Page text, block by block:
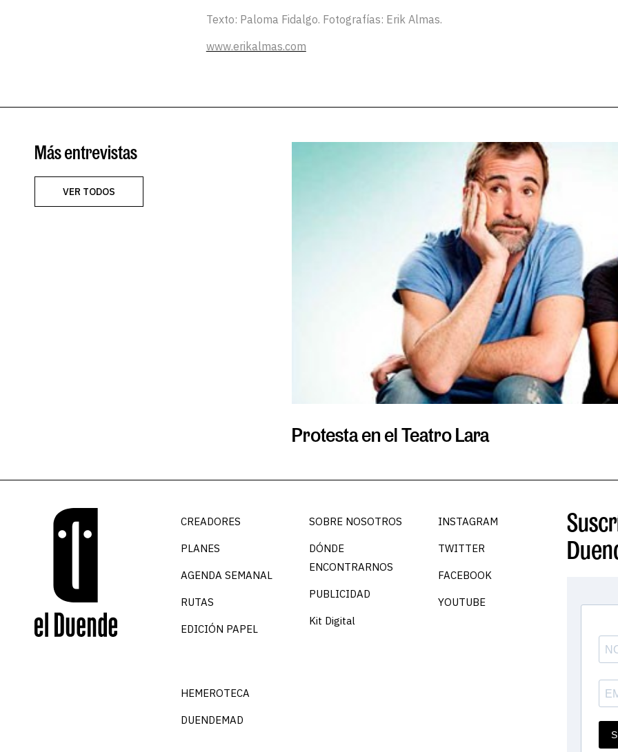
Texto: Paloma Fidalgo. Fotografías: Erik Almas.
www.erikalmas.com
Más entrevistas
VER TODOS
Protesta en el Teatro Lara
CREADORES
PLANES
AGENDA SEMANAL
RUTAS
EDICIÓN PAPEL
HEMEROTECA
DUENDEMAD
SOBRE NOSOTROS
DÓNDE
ENCONTRARNOS
PUBLICIDAD
Kit Digital
INSTAGRAM
TWITTER
FACEBOOK
YOUTUBE